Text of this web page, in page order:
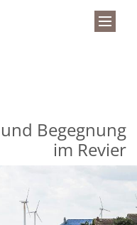
Begegnung
im Revier